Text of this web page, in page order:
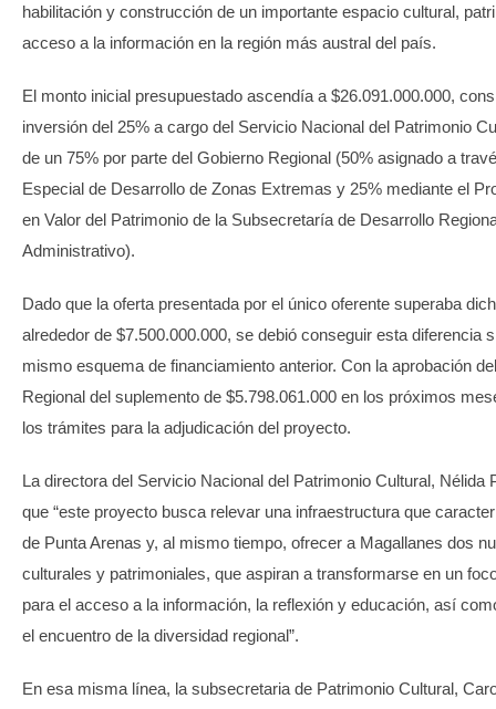
habilitación y construcción de un importante espacio cultural,
acceso a la información en la región más austral del país.
El monto inicial presupuestado ascendía a $26.091.000.000,
inversión del 25% a cargo del Servicio Nacional del Patrimonio
de un 75% por parte del Gobierno Regional (50% asignado a
Especial de Desarrollo de Zonas Extremas y 25% mediante el
en Valor del Patrimonio de la Subsecretaría de Desarrollo
Administrativo).
Dado que la oferta presentada por el único oferente superaba
alrededor de $7.500.000.000, se debió conseguir esta diferencia
mismo esquema de financiamiento anterior. Con la aprobación
Regional del suplemento de $5.798.061.000 en los próximos
los trámites para la adjudicación del proyecto.
La directora del Servicio Nacional del Patrimonio Cultural, Nélida
que “este proyecto busca relevar una infraestructura que
de Punta Arenas y, al mismo tiempo, ofrecer a Magallanes dos
culturales y patrimoniales, que aspiran a transformarse en un
para el acceso a la información, la reflexión y educación, así
el encuentro de la diversidad regional”.
En esa misma línea, la subsecretaria de Patrimonio Cultural,